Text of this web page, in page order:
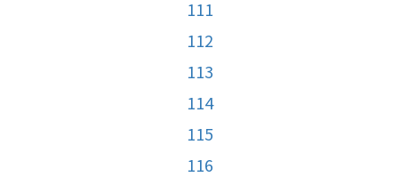
111
112
113
114
115
116